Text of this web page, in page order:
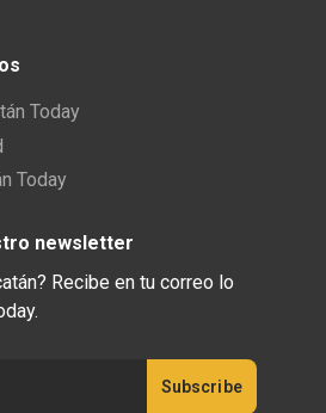
Today
Today
newsletter
Recibe en tu correo lo